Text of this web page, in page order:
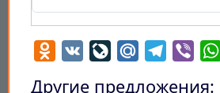
Odnoklassniki
VK LiveJournal
Mail.RuTelegram
Viber
Другие предложения: